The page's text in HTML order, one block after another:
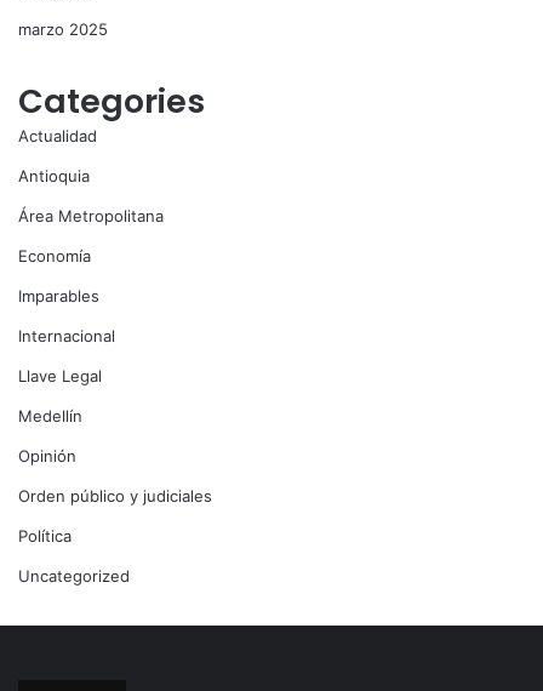
marzo 2025
Categories
Actualidad
Antioquia
Área Metropolitana
Economía
Imparables
Internacional
Llave Legal
Medellín
Opinión
Orden público y judiciales
Política
Uncategorized